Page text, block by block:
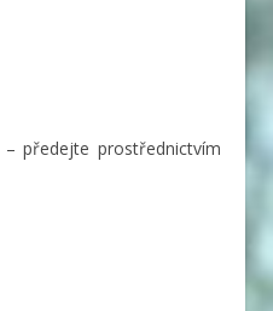
– předejte prostřednictvím